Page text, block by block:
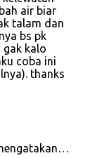
air biar
talam dan
bs pk
gak kalo
coba ini
thanks